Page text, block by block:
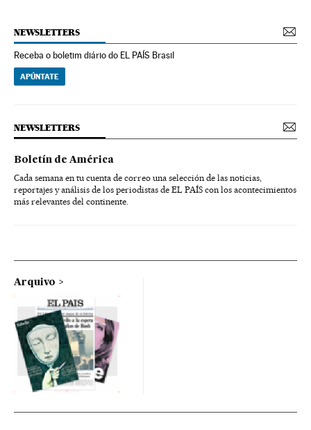
NEWSLETTERS
Receba o boletim diário do EL PAÍS Brasil
APÚNTATE
NEWSLETTERS
Boletín de América
Cada semana en tu cuenta de correo una selección de las noticias,
reportajes y análisis de los periodistas de EL PAÍS con los acontecimientos
más relevantes del continente.
Arquivo